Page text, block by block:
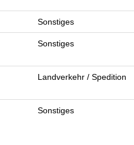
Sonstiges
Sonstiges
Landverkehr / Spedition
Sonstiges